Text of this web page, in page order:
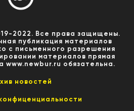
2022. Все права защищены.
публикация материалов
с письменного разрешения
материалов прямая
www.newbur.ru обязательна.
новостей